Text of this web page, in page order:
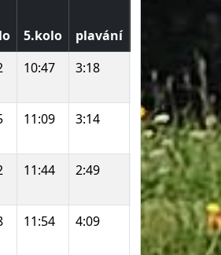
5.kolo plavání
10:47 3:18 2:09 52:06
11:09 3:14 1:59 54:13
11:44 2:49 2:30 57:55
11:54 4:09 2:40 58:24